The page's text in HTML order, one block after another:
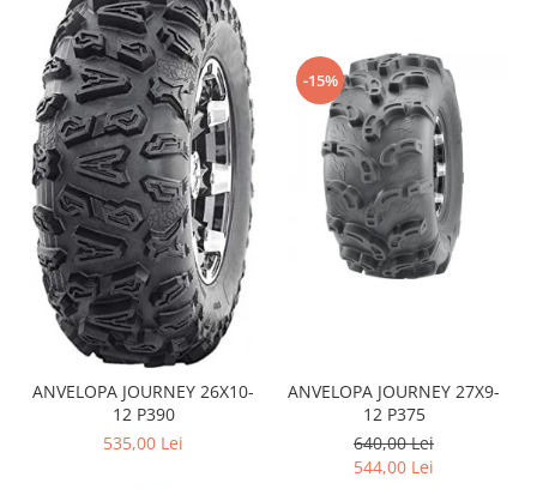
Pompa Presiune
Robinet benzina
Sistem Alimentare
Sonda Combustibil
CFMOTO
Linhai
Piese Snowmobil
Plastice
Aparatoare
Carene
ANVELOPA JOURNEY 26X10-
12 P390
535,00 Lei
-15%
ANVELOPA JOURNEY 27X9-
12 P375
640,00 Lei
544,00 Lei